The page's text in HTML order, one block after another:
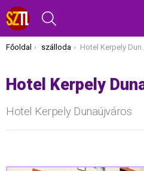
Itt vagy most:
Főoldal szálloda Hotel Kerpely Dunaújváros
Hotel Kerpely
Hotel Kerpely Dunaújváros